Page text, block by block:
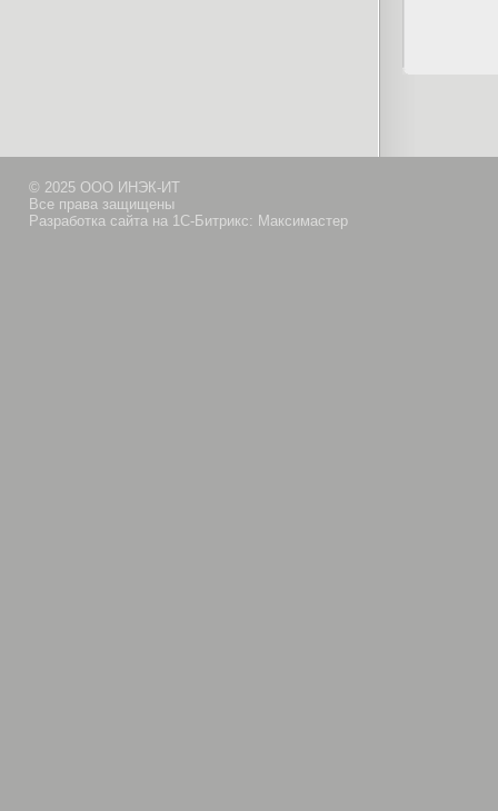
© 2025 ООО ИНЭК-ИТ
Все права защищены
Разработка сайта на 1С-Битрикс: Максимастер